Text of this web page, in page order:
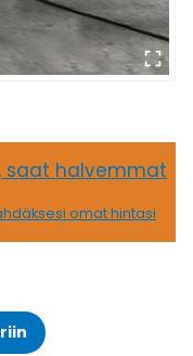
saat halvemmat
omat hintasi